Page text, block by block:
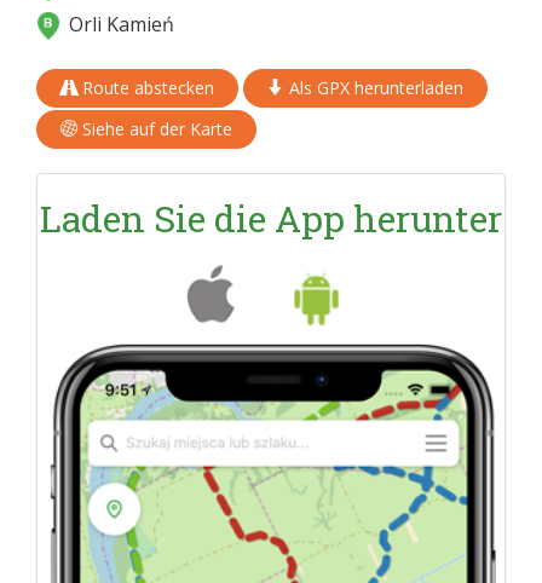
Orli Kamień
Route abstecken
Als GPX herunterladen
Siehe auf der Karte
Laden Sie die App herunter